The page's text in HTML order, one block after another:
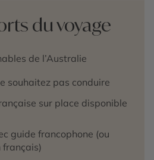
du voyage
de l’Australie
souhaitez pas conduire
sur place disponible
guide francophone (ou
français)